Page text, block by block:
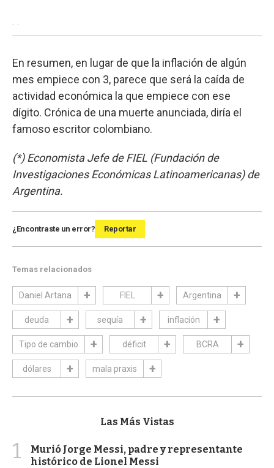
En resumen, en lugar de que la inflación de algún
mes empiece con 3, parece que será la caída de
actividad económica la que empiece con ese
dígito. Crónica de una muerte anunciada, diría el
famoso escritor colombiano.
(*) Economista Jefe de FIEL (Fundación de
Investigaciones Económicas Latinoamericanas) de
Argentina.
¿Encontraste un error? Reportar
Temas relacionados
Daniel Artana FIEL Argentina
deuda sequía inflación
Tipo de cambio déficit BCRA
dólares mala praxis
Las Más Vistas
1
Murió Jorge Messi, padre y representante
histórico de Lionel Messi